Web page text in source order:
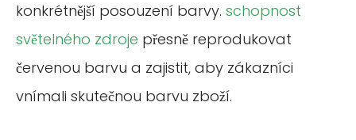
konkrétnější posouzení barvy. schopnost
světelného zdroje přesně reprodukovat
červenou barvu a zajistit, aby zákazníci
vnímali skutečnou barvu zboží.